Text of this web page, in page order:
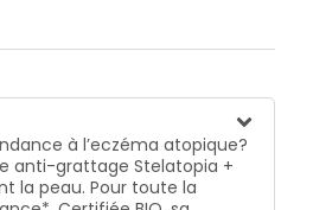
à l’eczéma atopique?
anti-grattage Stelatopia +
la peau. Pour toute la